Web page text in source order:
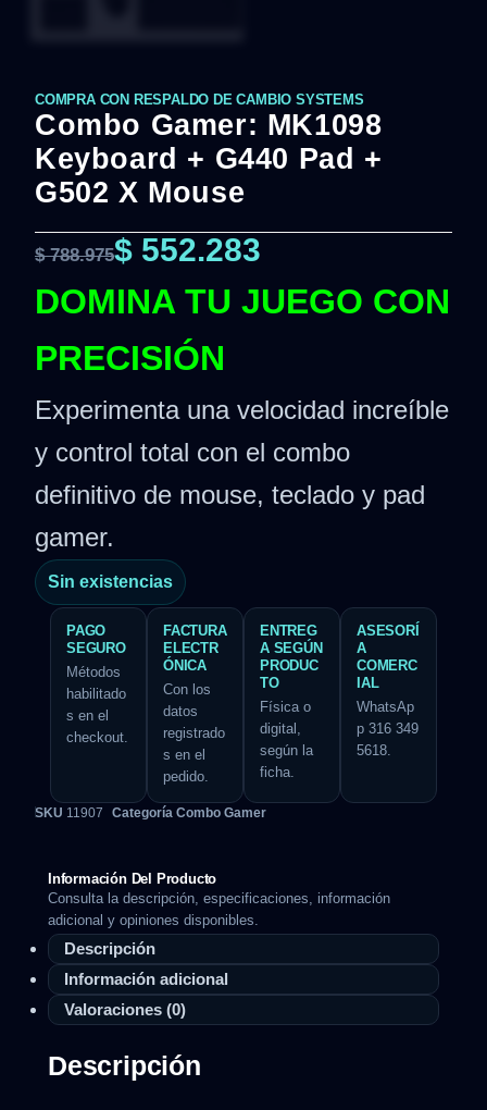
COMPRA CON RESPALDO DE CAMBIO SYSTEMS
Combo Gamer: MK1098
Keyboard + G440 Pad +
G502 X Mouse
$788.975$ 552.283
DOMINA TU JUEGO CON
PRECISIÓN
Experimenta una velocidad increíble
y control total con el combo
definitivo de mouse, teclado y pad
gamer.
Sin existencias
PAGO
SEGURO
Métodos
habilitado
s en el
checkout.
FACTURA
ELECTR
ÓNICA
Con los
datos
registrado
s en el
pedido.
ENTREG
A SEGÚN
PRODUC
TO
Física o
digital,
según la
ficha.
ASESORÍ
A
COMERC
IAL
WhatsAp
p 316 349
5618.
SKU 11907 Categoría Combo Gamer
Información Del Producto
Consulta la descripción, especificaciones, información
adicional y opiniones disponibles.
Descripción
Información adicional
Valoraciones (0)
Descripción